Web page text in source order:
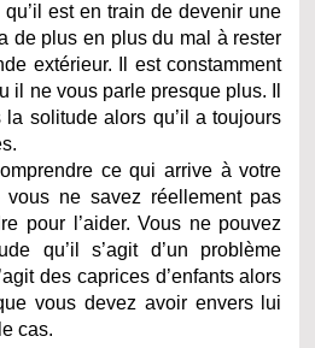
est en train de devenir une
de plus en plus du mal à rester
extérieur. Il est constamment
il ne vous parle presque plus. Il
solitude alors qu’il a toujours
ce qui arrive à votre
ne savez réellement pas
pour l’aider. Vous ne pouvez
qu’il s’agit d’un problème
des caprices d’enfants alors
vous devez avoir envers lui
cas.